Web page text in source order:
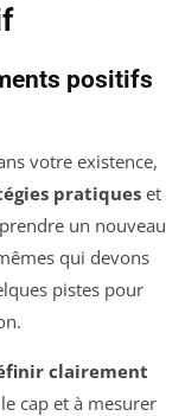
positifs
votre existence,
pratiques et
un nouveau
qui devons
pistes pour
clairement
cap et à mesurer